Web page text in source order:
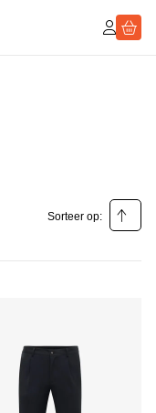
Sorteer op:
Populariteit hoog - laag